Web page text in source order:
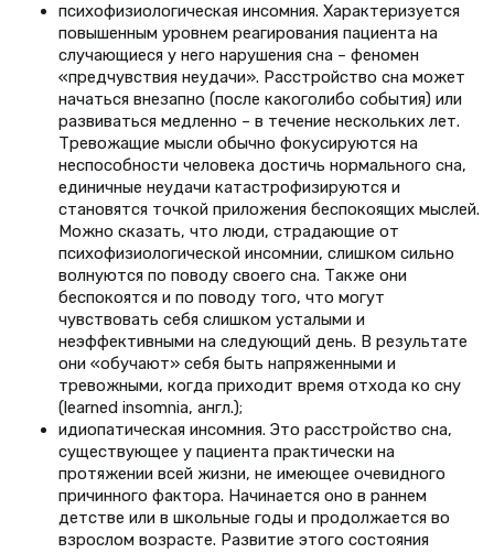
психофизиологическая инсомния. Характеризуется
повышенным уровнем реагирования пациента на
случающиеся у него нарушения сна – феномен
«предчувствия неудачи». Расстройство сна может
начаться внезапно (после какоголибо события) или
развиваться медленно – в течение нескольких лет.
Тревожащие мысли обычно фокусируются на
неспособности человека достичь нормального сна,
единичные неудачи катастрофизируются и
становятся точкой приложения беспокоящих мыслей.
Можно сказать, что люди, страдающие от
психофизиологической инсомнии, слишком сильно
волнуются по поводу своего сна. Также они
беспокоятся и по поводу того, что могут
чувствовать себя слишком усталыми и
неэффективными на следующий день. В результате
они «обучают» себя быть напряженными и
тревожными, когда приходит время отхода ко сну
(learned insomnia, англ.);
идиопатическая инсомния. Это расстройство сна,
существующее у пациента практически на
протяжении всей жизни, не имеющее очевидного
причинного фактора. Начинается оно в раннем
детстве или в школьные годы и продолжается во
взрослом возрасте. Развитие этого состояния